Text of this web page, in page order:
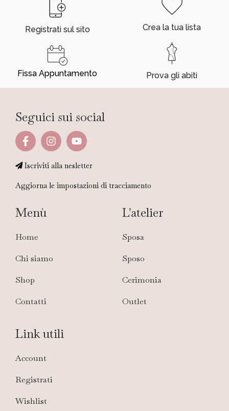
Registrati sul sito
Fissa Appuntamento
Crea la tua lista
Prova gli abiti
Seguici sui social
Iscriviti alla nesletter
Aggiorna le impostazioni di tracciamento
Menù
Home
Chi siamo
Shop
Contatti
L'atelier
Sposa
Sposo
Cerimonia
Outlet
Link utili
Account
Registrati
Wishlist